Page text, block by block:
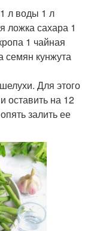
л воды 1 л
ложка сахара 1
1 чайная
семян кунжута
Для этого
оставить на 12
залить ее